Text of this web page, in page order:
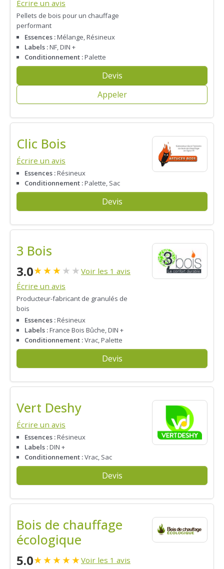
Écrire un avis
Pellets de bois pour un chauffage
performant
Essences :Mélange, Résineux
Labels :NF, DIN +
Conditionnement :Palette
Devis
Appeler
Clic Bois
Écrire un avis
Essences :Résineux
Conditionnement :Palette, Sac
Devis
3 Bois
3.0★★★★ ★ Voir les 1 avis
Écrire un avis
Producteur-fabricant de granulés de
bois
Essences :Résineux
Labels :France Bois Bûche, DIN +
Conditionnement :Vrac, Palette
Devis
Vert Deshy
Écrire un avis
Essences :Résineux
Labels :DIN +
Conditionnement :Vrac, Sac
Devis
Bois de chauffage
écologique
5.0★★★★★Voir les 1 avis